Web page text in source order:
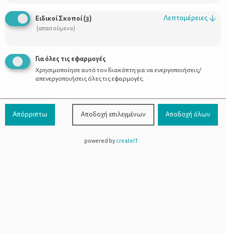
Προϊόντα
Επικοινωνία
800-1199-800(από σταθερό,
χωρίς χρέωση)
Ειδικοί Σκοποί(3)
(απαιτούμενο)
Λεπτομέρειες ↓
Για όλες τις εφαρμογές
Χρησιμοποίησε αυτό τον διακόπτη για να ενεργοποιήσεις/
απενεργοποιήσεις όλες τις εφαρμογές.
Απόρριπτω Αποδοχή επιλεγμένων Αποδοχή όλων
powered bycreateIT